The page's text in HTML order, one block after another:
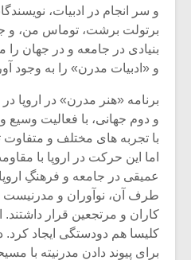
و سر انجام در ادبیات،
برتولت برشت، توماس من، و
بنیادی در جامعه و در جهان را
و «ادبیات مدرن» را به وجود
برنامه «هنر مدرن» در اروپا
و دوم جهانی، با فعالیت وسیع
با تجربه های مختلف و متفاوت
اما این حرکت در اروپا با
عمیقی در جامعه و فرهنگِ
طرف آن، نوآوران و
کاران و مرتجعین قرار
کلیسا هم دودستگی ایجاد کرد.
برای پیوند دادن مدرنیته با
اگر نمی توانی
مشهورترین